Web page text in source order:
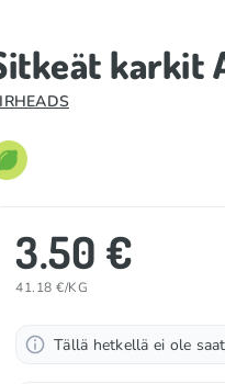
karkit
3.50 €
41.18 €/KG
Tällä hetkellä ei ole